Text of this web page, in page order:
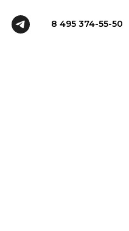
8 495 374-55-50